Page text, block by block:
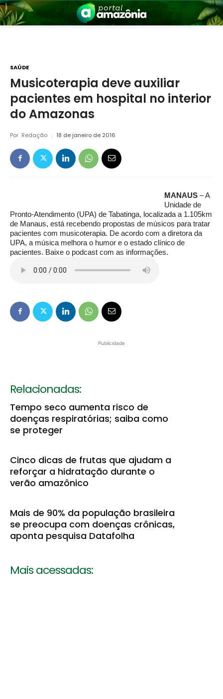
SAÚDE
Musicoterapia deve auxiliar
pacientes em hospital no interior
do Amazonas
Por Redação 18 de janeiro de 2016
MANAUS – A
Unidade de
Pronto-Atendimento (UPA) de Tabatinga, localizada a 1.105km
de Manaus, está recebendo propostas de músicos para tratar
pacientes com musicoterapia. De acordo com a diretora da
UPA, a música melhora o humor e o estado clínico de
pacientes. Baixe o podcast com as informações.
Publicidade
Relacionadas:
Tempo seco aumenta risco de
doenças respiratórias; saiba como
se proteger
Cinco dicas de frutas que ajudam a
reforçar a hidratação durante o
verão amazônico
Mais de 90% da população brasileira
se preocupa com doenças crônicas,
aponta pesquisa Datafolha
Mais acessadas: